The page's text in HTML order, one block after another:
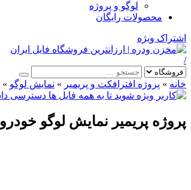
لوگو و پروژه
محصولات رایگان
اشتراک ویژه
/
خانه » پروژه افترافکت و پریمیر » نمایش لوگو »
پروژه پریمیر نمایش لوگو خودرو Car Logo Reveal